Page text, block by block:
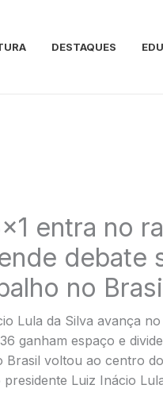
DESTAQUES
entra no
debate
no
Lula da Silva avança
ganham espaço e
voltou ao centro
Luiz Inácio